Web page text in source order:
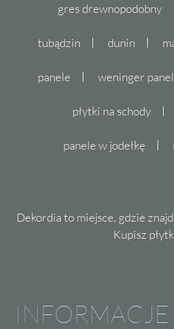
gres drewnopodobny
tubądzin dunin
panele weninger
płytki na schody
panele w jodełkę
Dekordia to miejsce, gdzie
Kupisz
INFORMACJE